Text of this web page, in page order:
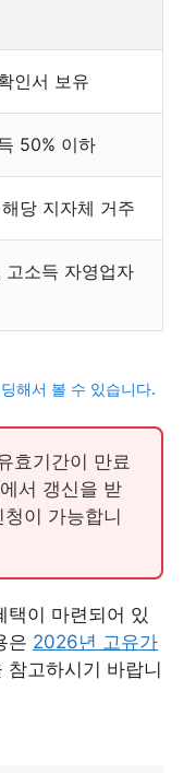
인서 보유
50% 이하
당 지자체 거주
고소득 자영업자
해서 볼 수 있습니다.
효기간이 만료
서 갱신을 받
이 가능합니
택이 마련되어 있
은 2026년 고유가
참고하시기 바랍니